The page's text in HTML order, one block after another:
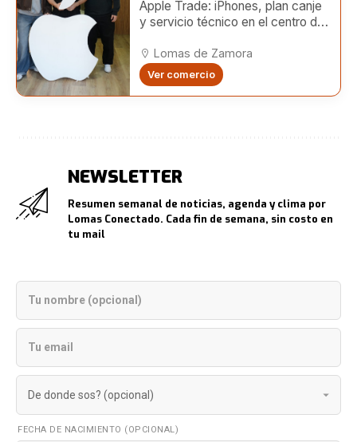
Apple Trade: iPhones, plan canje
y servicio técnico en el centro de
Lomas de Zamora
Ver comercio
NEWSLETTER
Resumen semanal de noticias, agenda y clima por
Lomas Conectado. Cada fin de semana, sin costo en
tu mail
FECHA DE NACIMIENTO (OPCIONAL)